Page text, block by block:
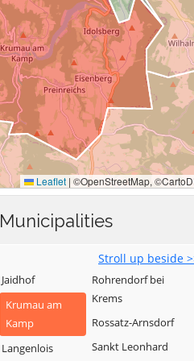
Municipalities
Stroll up beside
Jaidhof
Krumau am
Kamp
Langenlois
Rohrendorf bei
Krems
Rossatz-Arnsdorf
Sankt Leonhard